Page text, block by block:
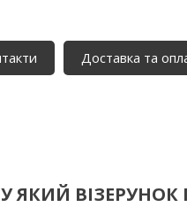
Доставка та
ЯКИЙ ВІЗЕРУНОК